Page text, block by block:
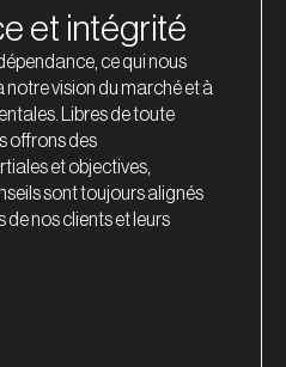
et intégrité
ce qui nous
notre vision du marché et à
Libres de toute
offrons des
et objectives,
sont toujours alignés
de nos clients et leurs